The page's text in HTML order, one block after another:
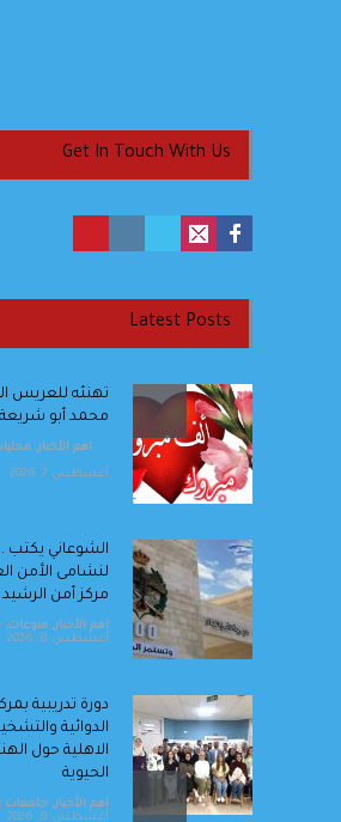
Get In Touch With Us
Latest Posts
تهنئه للعريس
محمد أبو
اهم الأخبار,
أغسطس 7, 2026
الشوعاني يكتب
لنشامى الأمن
مركز أمن الرشيد
اهم الأخبار, منوعات,
أغسطس 8, 2026
دورة تدريبية
الدوائية
الاهلية حول
الحيوية
اهم الأخبار, جامعات
أغسطس 8, 2026